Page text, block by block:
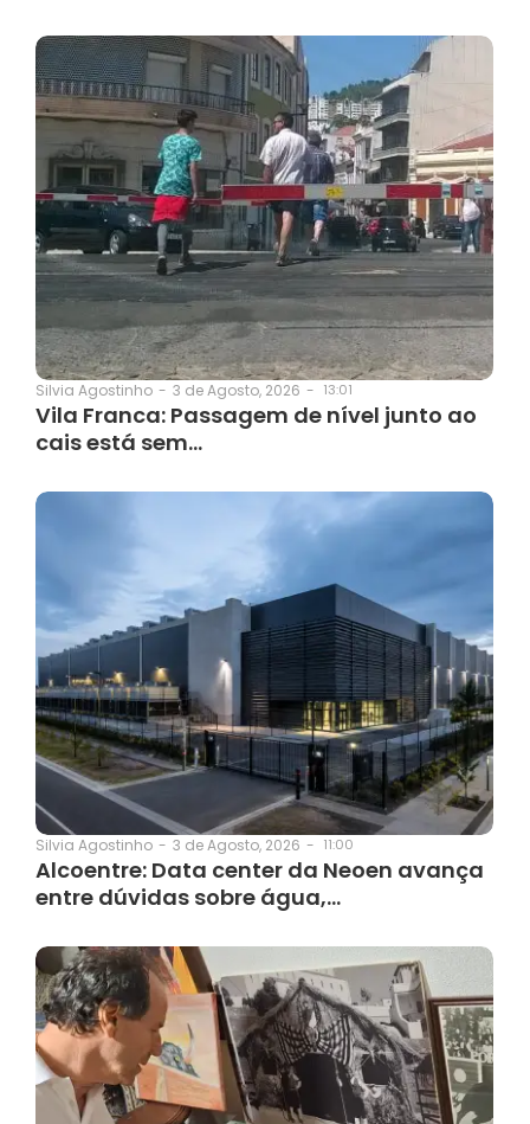
Silvia Agostinho - 3 de Agosto, 2026 - 13:01
Vila Franca: Passagem de nível junto ao
cais está sem…
Silvia Agostinho - 3 de Agosto, 2026 - 11:00
Alcoentre: Data center da Neoen avança
entre dúvidas sobre água,…